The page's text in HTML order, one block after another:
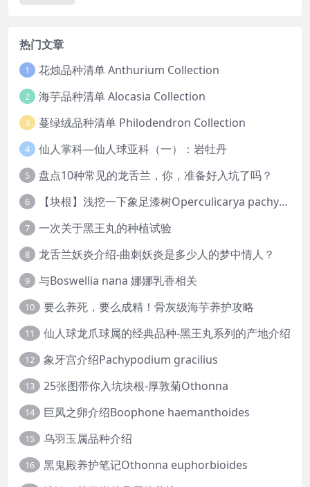
热门文章
1 花烛品种清单 Anthurium Collection
2 海芋品种清单 Alocasia Collection
3 蔓绿绒品种清单 Philodendron Collection
4 仙人掌科—仙人球亚科（一）：岩牡丹
5 盘点10种常见的龙舌兰，你，准备好入坑了吗？
6 【块根】浅挖一下象足漆树Operculicarya pachypus
7 一次关于黑王丸的种植试验
8 龙舌兰妖炎介绍-曲刺妖炎是多少人的梦中情人？
9 与Boswellia nana 娜娜乳香相关
10 要么养死，要么成精！骨灰级海芋养护攻略
11 仙人球龙爪球属的经典品种-黑王丸系列的产地介绍
12 象牙宫介绍Pachypodium gracilius
13 25张图带你入坑块根-厚敦菊Othonna
14 巨凤之卵介绍Boophone haemanthoides
15 乌羽玉属品种介绍
16 黑鬼殿养护笔记Othonna euphorbioides